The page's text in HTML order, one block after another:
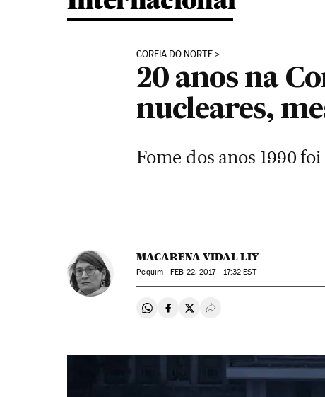
COREIA DO NORTE
20 anos na
nucleares,
Fome dos anos 1990
MACARENA VIDAL LIY
Pequim -FEB 22, 2017 - 17:32 EST
Compartir en Whatsapp
Compartir en Facebook
Compartir en Twitter
Desplegar Redes